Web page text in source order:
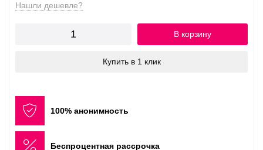
Нашли дешевле?
В корзину
Купить в 1 клик
100% анонимность
Беспроцентная рассрочка